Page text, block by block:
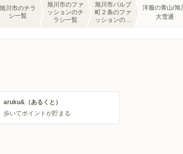
旭川市のチラ
シ一覧
旭川市のファ
ッションのチ
ラシ一覧
旭川市パルプ
町２条のファ
ッションのチ
洋服の青山/旭
大雪通
aruku&（あるくと）
歩いてポイントが貯まる